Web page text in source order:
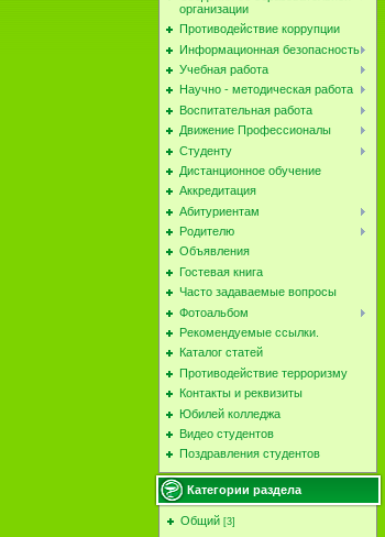
организации
Противодействие коррупции
Информационная безопасность
Учебная работа
Научно - методическая работа
Воспитательная работа
Движение Профессионалы
Студенту
Дистанционное обучение
Аккредитация
Абитуриентам
Родителю
Объявления
Гостевая книга
Часто задаваемые вопросы
Фотоальбом
Рекомендуемые ссылки.
Каталог статей
Противодействие терроризму
Контакты и реквизиты
Юбилей колледжа
Видео студентов
Поздравления студентов
Категории раздела
Общий [3]